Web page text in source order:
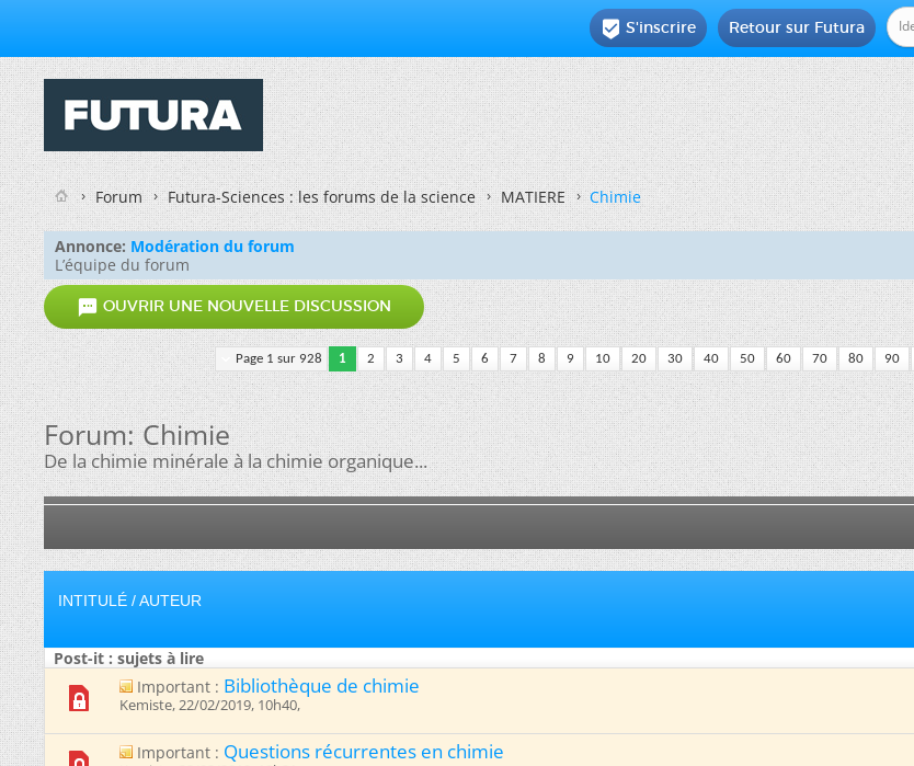
Retour sur Futura
 S'inscrire
Forum Futura-Sciences : les forums de la science MATIERE Chimie
Annonce: Modération du forum
L’équipe du forum
 OUVRIR UNE NOUVELLE DISCUSSION
Page 1 sur 928 1 2 3 4 5 6 7 8 9 10 20 30 40 50 60 70 80 90
Forum:Chimie
De la chimie minérale à la chimie organique...
INTITULÉ /AUTEUR
Post-it : sujets à lire
Important : Bibliothèque de chimie
Kemiste, 22/02/2019, 10h40, ‎
Important : Questions récurrentes en chimie